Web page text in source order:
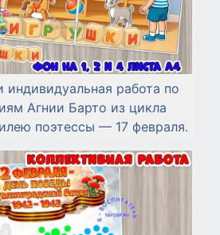
индивидуальная работа по
Агнии Барто из цикла
поэтессы — 17 февраля.